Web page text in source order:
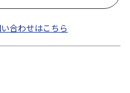
合わせはこちら